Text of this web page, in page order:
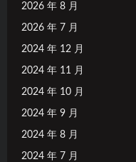
2026 年 8 月
2026 年 7 月
2024 年 12 月
2024 年 11 月
2024 年 10 月
2024 年 9 月
2024 年 8 月
2024 年 7 月